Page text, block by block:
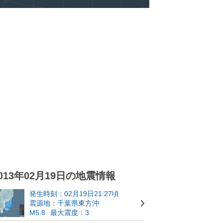
年02月19日の地震情報
発生時刻：02月19日21:27頃
震源地：千葉県東方沖
M5.8
最大震度：3